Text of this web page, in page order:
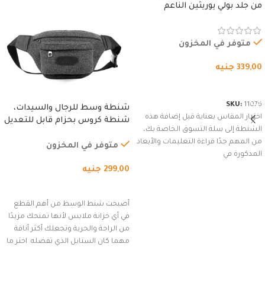
من جلد بولي يوريثين الناعم
وسوستة.
متوفر في المخزون
339,00 جنيه
SKU: 11076
اختيار المقاس بعناية قبل إضافة هذه
الشنطة إلى سلة التسوق الخاصة بك،
من المهم جدًا قراءة التعليمات والأبعاد
المذكورة في
شنطة وسط للرجال والسيدات،
شنطة كروس بحزام قابل للتعديل
السفر، الجري العادي، المشي
(رمادي)
متوفر في المخزون
299,00 جنيه
أصبحت شنط الوسط من أهم القطع
في أي خزانة ملابس لأنها تمنحك مزيدًا
من الراحة والحرية وتجعلك أكثر أناقة
مهما كان الستايل الذي تفضله. اختر ما